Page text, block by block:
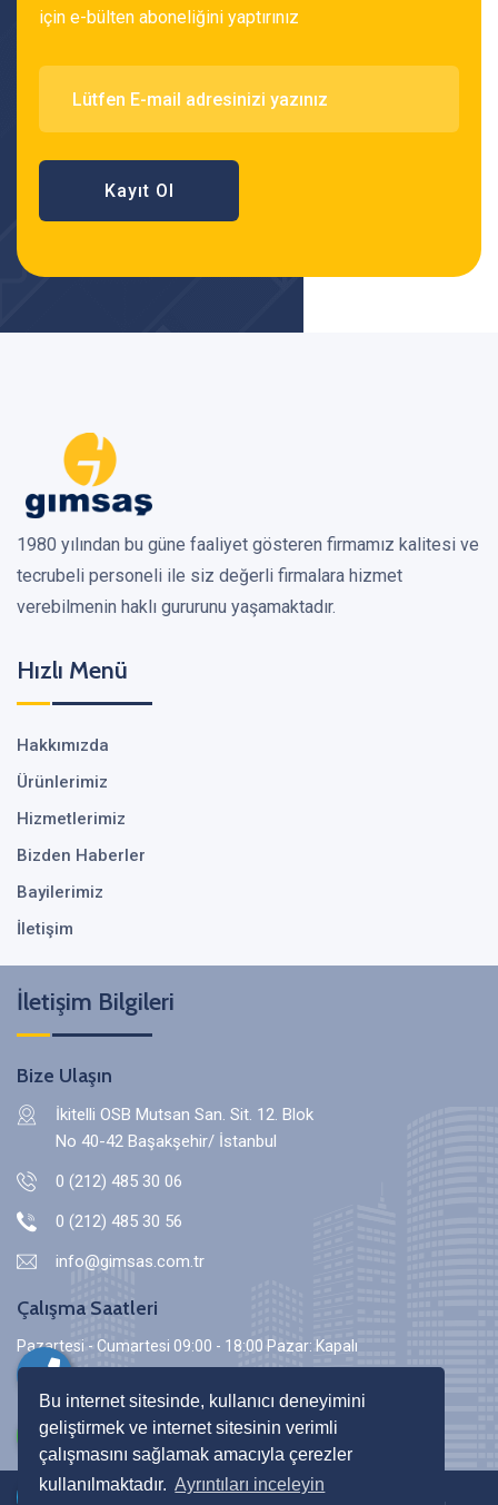
Bu internet sitesinde, kullanıcı deneyimini
geliştirmek ve internet sitesinin verimli
çalışmasını sağlamak amacıyla çerezler
kullanılmaktadır. Ayrıntıları inceleyin
için e-bülten aboneliğini yaptırınız
Kayıt Ol
1980 yılından bu güne faaliyet gösteren firmamız kalitesi ve
tecrubeli personeli ile siz değerli firmalara hizmet
verebilmenin haklı gururunu yaşamaktadır.
Hızlı Menü
Hakkımızda
Ürünlerimiz
Hizmetlerimiz
Bizden Haberler
Bayilerimiz
İletişim
İletişim Bilgileri
Bize Ulaşın
İkitelli OSB Mutsan San. Sit. 12. Blok
No 40-42 Başakşehir/ İstanbul
0 (212) 485 30 06
0 (212) 485 30 56
info@gimsas.com.tr
Çalışma Saatleri
Pazartesi - Cumartesi 09:00 - 18:00 Pazar: Kapalı